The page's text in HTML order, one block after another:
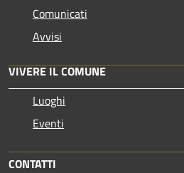
Comunicati
Avvisi
VIVERE IL COMUNE
Luoghi
Eventi
CONTATTI